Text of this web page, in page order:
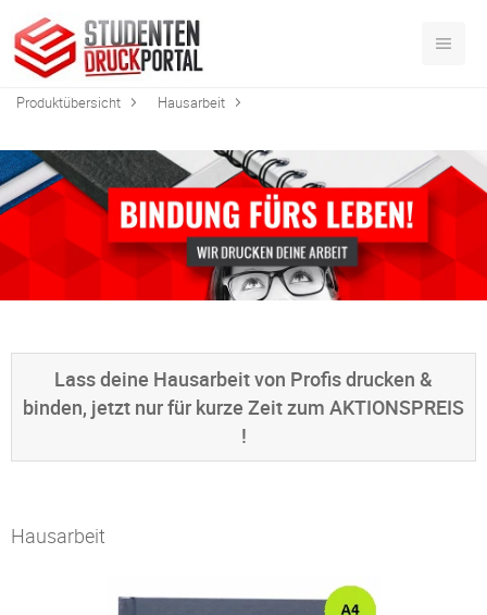
Produktübersicht Hausarbeit
Lass deine Hausarbeit von Profis drucken &
binden, jetzt nur für kurze Zeit zum AKTIONSPREIS
!
Hausarbeit